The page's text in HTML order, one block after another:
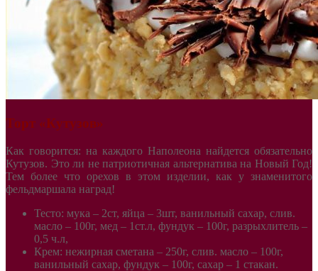
Торт «Кутузов»
Как говорится: на каждого Наполеона найдется обязательно
Кутузов. Это ли не патриотичная альтернатива на Новый Год!
Тем более что орехов в этом изделии, как у знаменитого
фельдмаршала наград!
Тесто: мука – 2ст, яйца – 3шт, ванильный сахар, слив.
масло – 100г, мед – 1ст.л, фундук – 100г, разрыхлитель –
0,5 ч.л,
Крем: нежирная сметана – 250г, слив. масло – 100г,
ванильный сахар, фундук – 100г, сахар – 1 стакан.